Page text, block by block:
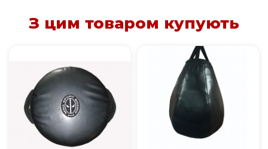
З цим товаром купують